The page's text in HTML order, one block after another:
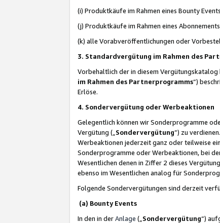
(i) Produktkäufe im Rahmen eines Bounty
(j) Produktkäufe im Rahmen eines
(k) alle Vorabveröffentlichungen oder
3. Standardvergütung im Rahmen des
Vorbehaltlich der in diesem Vergütungskatalog
im Rahmen des Partnerprogramms“)
Erlöse.
4. Sondervergütung oder Werbeaktionen
Gelegentlich können wir Sonderprogramme
Vergütung („ Sondervergütung”) zu
Werbeaktionen jederzeit ganz oder teilweise
Sonderprogramme oder Werbeaktionen, bei
Wesentlichen denen in Ziffer 2 dieses
ebenso im Wesentlichen analog für
Folgende Sondervergütungen sind derzeit
(a) Bounty Events
In den in derAnlage („ Sondervergütung“)